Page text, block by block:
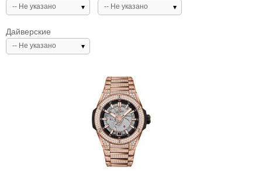
-- Не указано -- Не указано
Дайверские
-- Не указано